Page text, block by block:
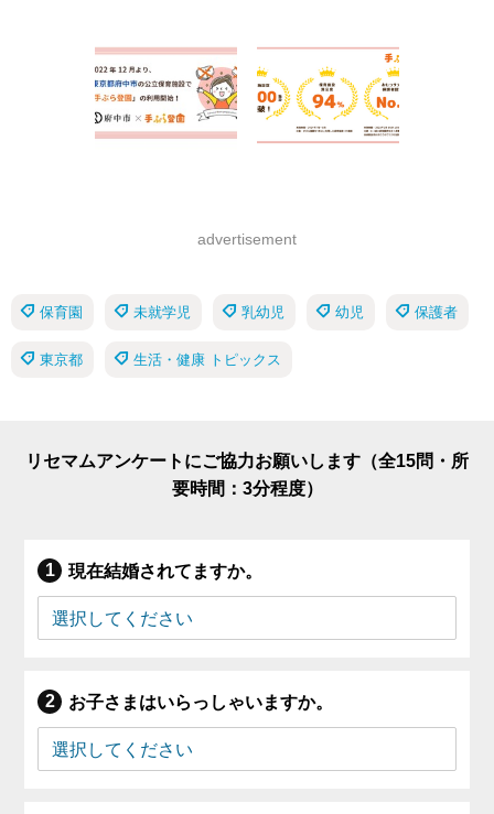
advertisement
保育園 未就学児 乳幼児 幼児 保護者
東京都 生活・健康 トピックス
リセマムアンケートにご協力お願いします（全15問・所
要時間：3分程度）
現在結婚されてますか。
お子さまはいらっしゃいますか。